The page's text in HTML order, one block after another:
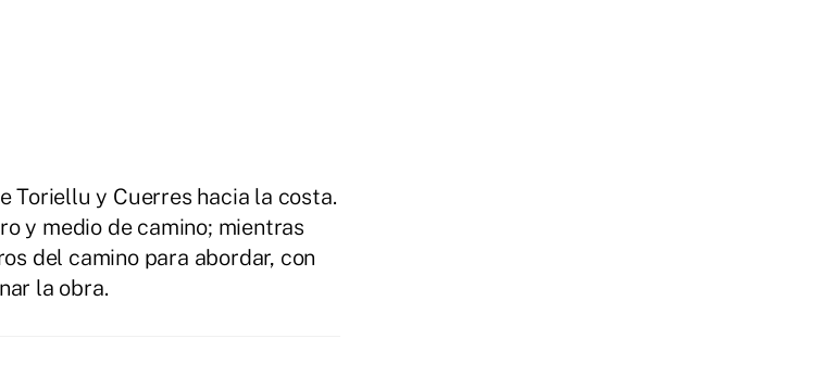
Toriellu y Cuerres hacia la costa.
y medio de camino; mientras
del camino para abordar, con
la obra.